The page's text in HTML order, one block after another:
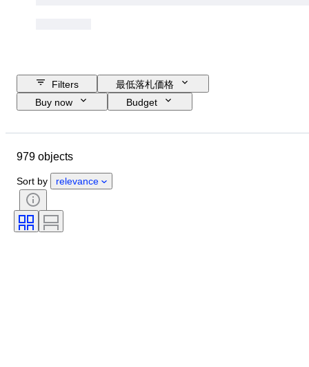
Filters
最低落札価格
Buy now
Budget
Country of origin
コンディション
時代
主題
技法
カラー
979 objects
Sort by relevance